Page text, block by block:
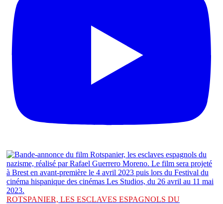
ROTSPANIER, LES ESCLAVES ESPAGNOLS DU